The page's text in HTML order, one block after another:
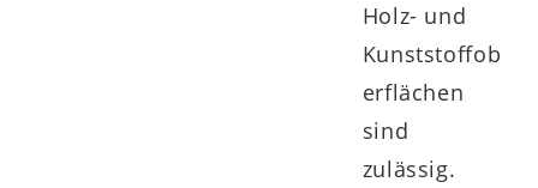
Holz- und
Kunststoffob
erflächen
sind
zulässig.